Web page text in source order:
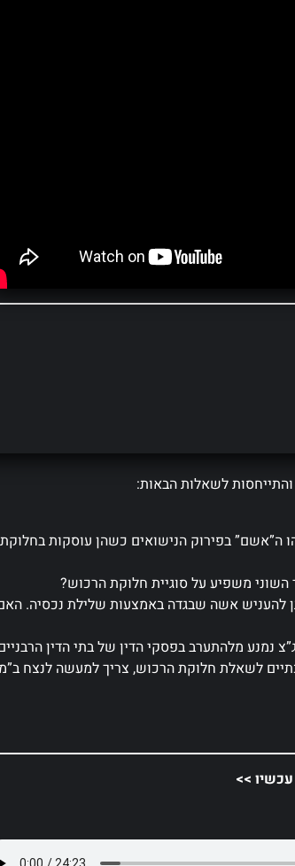
לשאלות הבאות:
בפירוק הנישואים כשהן עוסקות
משפיע על סוגיית חלוקת הרכוש?
להעניש אשה שבגדה באמצעות שלילת נכסיה.
נמנע מלהתערב בפסקי הדין של בתי הדין
לשאלת חלוקת הרכוש, צריך למעשה לנצח
עכשיו >>